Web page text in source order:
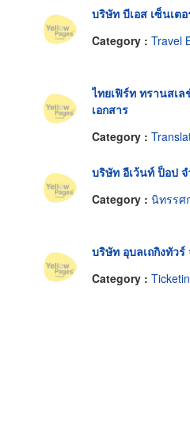
บริษัท บีเอส เซ็นเต
Category : Travel
ไทยเฟิร์ท ทรานสเ
เอกสาร
Category :
บริษัท อีเว้นท์ ป็อป
Category : นิทรรศ
บริษัท อุบลเถกิงทัวร์
Category :